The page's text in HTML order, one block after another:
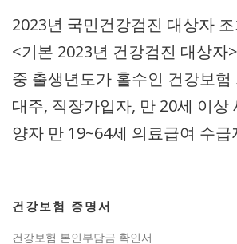
2023년 국민건강검진 대상자
<기본 2023년 건강검진 대상자
중 출생년도가 홀수인 건강보험
대주, 직장가입자, 만 20세 이상
양자 만 19~64세 의료급여 수
건강보험 증명서
건강보험 본인부담금 확인서